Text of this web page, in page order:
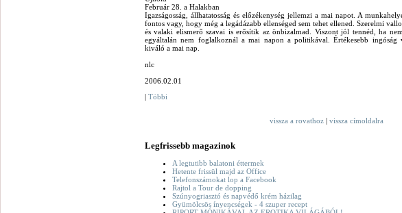
Február 28. a Halakban
Igazságosság, állhatatosság és előzékenység jellemzi a mai napot. A
fontos vagy, hogy még a legádázabb ellenséged sem tehet ellened. Szerelmi
és valaki elismerő szavai is erősítik az önbizalmad. Viszont jól tennéd, ha
egyáltalán nem foglalkoznál a mai napon a politikával. Értékesebb ingóság
kiváló a mai nap.
nlc
2006.02.01
Többi
vissza a rovathoz vissza címoldalra
Legfrissebb magazinok
A legtutibb balatoni éttermek
Hetente frissül majd az Office
Telefonszámokat lop a Facebook
Rajtol a Tour de dopping
Szúnyogriasztó és napvédő krém házilag
Gyümölcsös ínyencségek - 4 szuper recept